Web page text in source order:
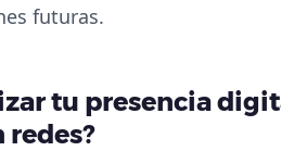
futuras.
tu presencia